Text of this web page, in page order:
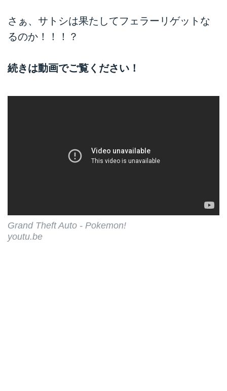
さぁ、サトシは果たしてフェラーリゲットな
るのか！！！？
続きは動画でご覧ください！
Grand Theft Auto - Pokemon!
youtu.be